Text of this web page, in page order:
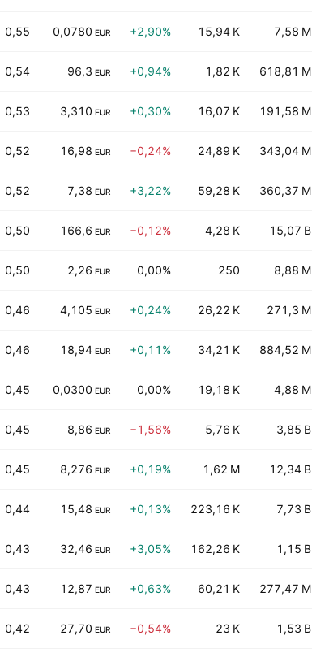
0,55 0,0780 EUR +2,90% 15,94 K 7,58 M
0,54 96,3 EUR +0,94% 1,82 K 618,81 M
0,53 3,310 EUR +0,30% 16,07 K 191,58 M
0,52 16,98 EUR −0,24% 24,89 K 343,04 M
0,52 7,38 EUR +3,22% 59,28 K 360,37 M
0,50 166,6 EUR −0,12% 4,28 K 15,07 B
0,50 2,26 EUR 0,00% 250 8,88 M
0,46 4,105 EUR +0,24% 26,22 K 271,3 M
0,46 18,94 EUR +0,11% 34,21 K 884,52 M
0,45 0,0300 EUR 0,00% 19,18 K 4,88 M
0,45 8,86 EUR −1,56% 5,76 K 3,85 B
0,45 8,276 EUR +0,19% 1,62 M 12,34 B
0,44 15,48 EUR +0,13% 223,16 K 7,73 B
0,43 32,46 EUR +3,05% 162,26 K 1,15 B
0,43 12,87 EUR +0,63% 60,21 K 277,47 M
0,42 27,70 EUR −0,54% 23 K 1,53 B